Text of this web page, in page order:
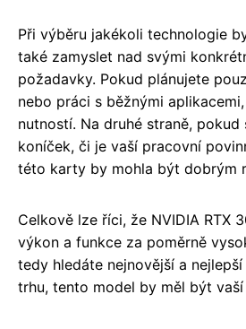
Při výběru jakékoli technologie
také zamyslet nad svými
požadavky. Pokud plánujete
nebo práci s běžnými
nutností. Na druhé straně, pokud
koníček, či je vaší pracovní
této karty by mohla být dobrým
Celkově lze říci, že NVIDIA RTX
výkon a funkce za poměrně
tedy hledáte nejnovější a
trhu, tento model by měl být